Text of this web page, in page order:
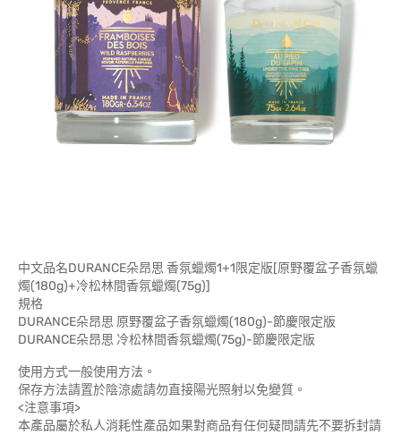
中文品名DURANCE朵昂思 香氛蠟燭1+1限定版[原野覆盆子香氛蠟
燭(180g)+冷松林間香氛蠟燭(75g)]
規格
DURANCE朵昂思 原野覆盆子香氛蠟燭(180g)-節慶限定版
DURANCE朵昂思 冷松林間香氛蠟燭(75g)-節慶限定版
使用方式一般使用方法。
保存方法請置於陰涼處請勿直接陽光照射以免變質。
<注意事項>
本產品屬於私人消耗性產品如果對商品有任何疑問請先不要拆封請